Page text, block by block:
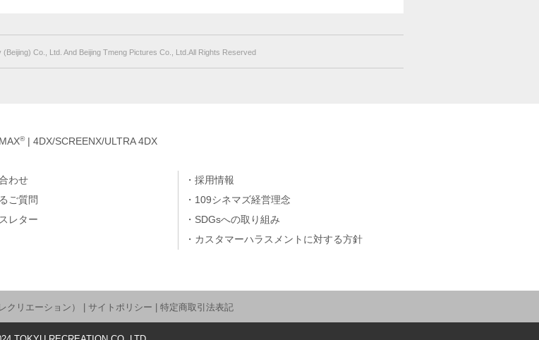
Co., Ltd. And Beijing Tmeng Pictures Co., Ltd.All Rights Reserved
IMAX®| 4DX/SCREENX/ULTRA 4DX
わせ
ご質問
レター
採用情報
109シネマズ経営理念
SDGsへの取り組み
カスタマーハラスメントに対する方針
クリエーション） サイトポリシー 特定商取引法表記